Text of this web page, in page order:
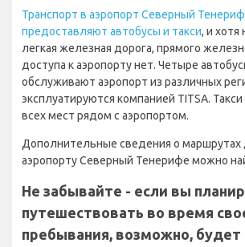
Транспорт в аэропорт Северный
предоставляют автобусы и такси, и хотя
легкая железная дорога, прямого
доступа к аэропорту нет. Четыре
обслуживают аэропорт из различных
эксплуатируются компанией TITSA.
всех мест рядом с аэропортом.
Дополнительные сведения о маршрутах
аэропорту Северный Тенерифе можно
Не забывайте - если вы
путешествовать во время
пребывания, возможно, будет